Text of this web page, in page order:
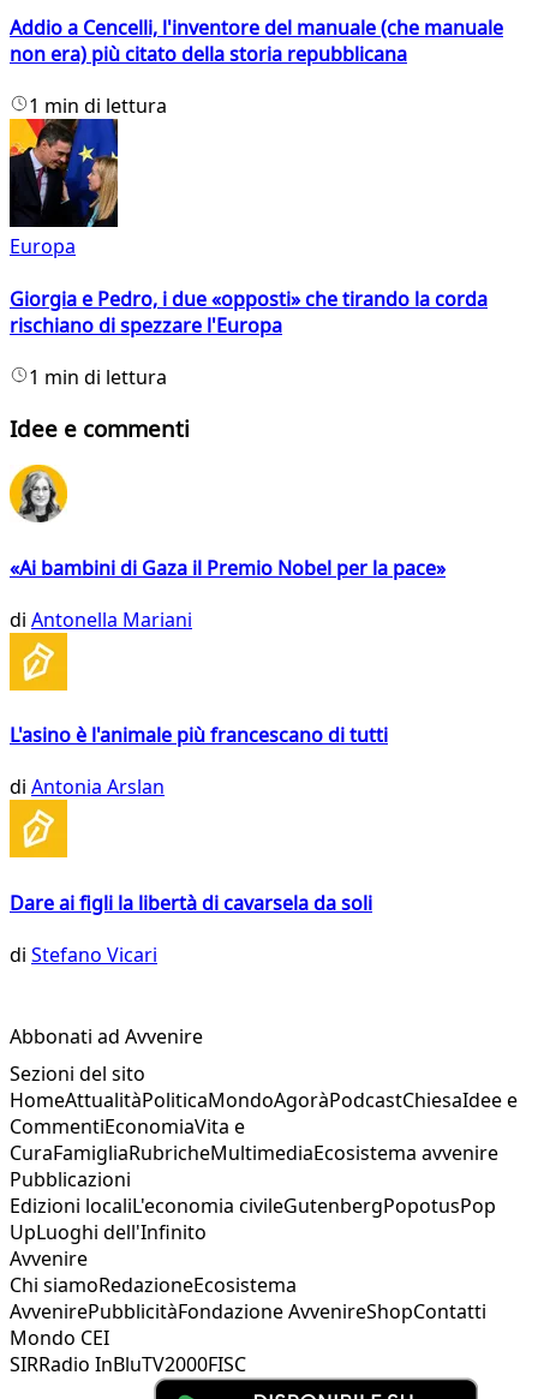
Addio a Cencelli, l'inventore del manuale (che manuale
non era) più citato della storia repubblicana
1 min di lettura
Europa
Giorgia e Pedro, i due «opposti» che tirando la corda
rischiano di spezzare l'Europa
1 min di lettura
Idee e commenti
«Ai bambini di Gaza il Premio Nobel per la pace»
di Antonella Mariani
L'asino è l'animale più francescano di tutti
di Antonia Arslan
Dare ai figli la libertà di cavarsela da soli
di Stefano Vicari
Abbonati ad Avvenire
Sezioni del sito
HomeAttualitàPoliticaMondoAgoràPodcastChiesaIdee e
CommentiEconomiaVita e
CuraFamigliaRubricheMultimediaEcosistema avvenire
Pubblicazioni
Edizioni localiL'economia civileGutenbergPopotusPop
UpLuoghi dell'Infinito
Avvenire
Chi siamoRedazioneEcosistema
AvvenirePubblicitàFondazione AvvenireShopContatti
Mondo CEI
SIRRadio InBluTV2000FISC